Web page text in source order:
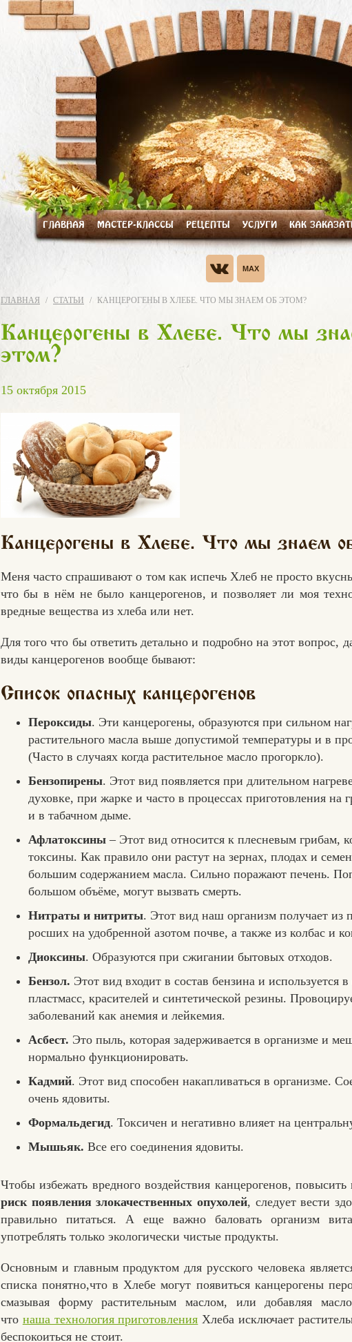
ГЛАВНАЯ МАСТЕР-КЛАССЫ РЕЦЕПТЫ УСЛУГИ КАК
Вконтакте
Max
ГЛАВНАЯ СТАТЬИ КАНЦЕРОГЕНЫ В ХЛЕБЕ. ЧТО МЫ ЗНАЕМ ОБ ЭТОМ?
Канцерогены в Хлебе. Что мы
этом?
15 октября 2015
Канцерогены в Хлебе. Что мы знаем
Меня часто спрашивают о том как испечь Хлеб не просто
что бы в нём не было канцерогенов, и позволяет ли моя
вредные вещества из хлеба или нет.
Для того что бы ответить детально и подробно на этот вопрос,
виды канцерогенов вообще бывают:
Список опасных канцерогенов
Пероксиды. Эти канцерогены, образуются при сильном
растительного масла выше допустимой температуры и в
(Часто в случаях когда растительное масло прогоркло).
Бензопирены. Этот вид появляется при длительном
духовке, при жарке и часто в процессах приготовления на
и в табачном дыме.
Афлатоксины – Этот вид относится к плесневым грибам,
токсины. Как правило они растут на зернах, плодах и
большим содержанием масла. Сильно поражают печень.
большом объёме, могут вызвать смерть.
Нитраты и нитриты. Этот вид наш организм получает из
росших на удобренной азотом почве, а также из колбас и
Диоксины. Образуются при сжигании бытовых отходов.
Бензол. Этот вид входит в состав бензина и используется в
пластмасс, красителей и синтетической резины.
заболеваний как анемия и лейкемия.
Асбест. Это пыль, которая задерживается в организме и
нормально функционировать.
Кадмий. Этот вид способен накапливаться в организме.
очень ядовиты.
Формальдегид. Токсичен и негативно влияет на
Мышьяк. Все его соединения ядовиты.
Чтобы избежать вредного воздействия канцерогенов,
риск появления злокачественных опухолей, следует вести
правильно питаться. А еще важно баловать организм
употреблять только экологически чистые продукты.
Основным и главным продуктом для русского человека
списка понятно,что в Хлебе могут появиться канцерогены
смазывая форму растительным маслом, или добавляя
что наша технология приготовления Хлеба исключает
беспокоиться не стоит.